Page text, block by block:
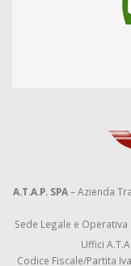
A.T.A.P. SPA– Azienda
Sede Legale e
Uffici
Codice Fiscale/Partita